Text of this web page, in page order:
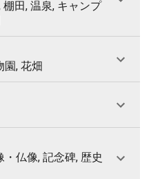
棚田, 温泉, キャンプ
園, 花畑
・仏像, 記念碑, 歴史